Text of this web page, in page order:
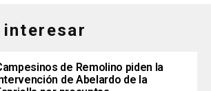
interesar
de Remolino piden la
de Abelardo de la